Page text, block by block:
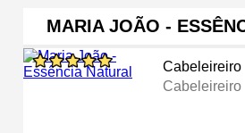
MARIA JOÃO -
Cabeleireiro
Cabeleireiro